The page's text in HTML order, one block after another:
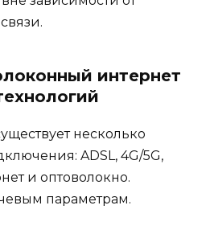
интернет
несколько
ADSL, 4G/5G,
и оптоволокно.
параметрам.